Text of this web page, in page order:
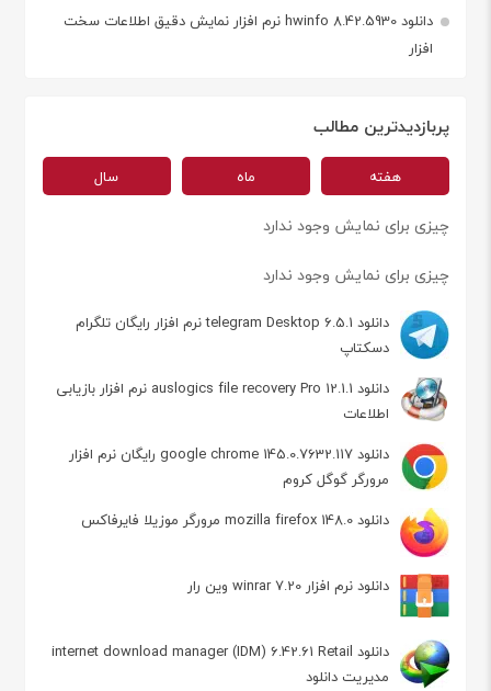
دانلود hwinfo 8.42.5930 نرم افزار نمایش دقیق اطلاعات سخت
افزار
پربازدیدترین مطالب
هفته ماه سال
چیزی برای نمایش وجود ندارد
چیزی برای نمایش وجود ندارد
دانلود telegram Desktop 6.5.1 نرم افزار رایگان تلگرام
دسکتاپ
دانلود auslogics file recovery Pro 12.1.1 نرم افزار بازیابی
اطلاعات
دانلود google chrome 145.0.7632.117 رایگان نرم افزار
مرورگر گوگل کروم
دانلود mozilla firefox 148.0 مرورگر موزیلا فایرفاکس
دانلود نرم افزار winrar 7.20 وین رار
دانلود internet download manager (IDM) 6.42.61 Retail
مدیریت دانلود